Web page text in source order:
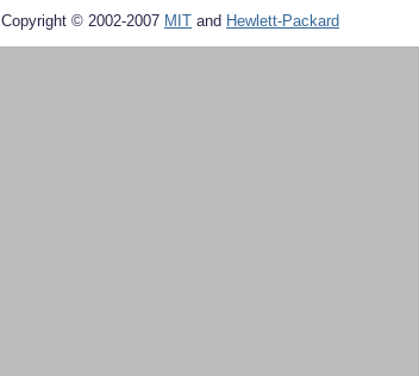
Copyright © 2002-2007 MIT and Hewlett-Packard